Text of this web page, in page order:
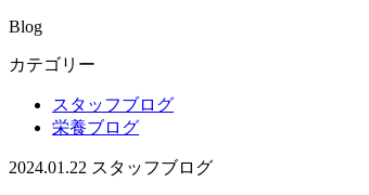
Blog
カテゴリー
スタッフブログ
栄養ブログ
2024.01.22 スタッフブログ